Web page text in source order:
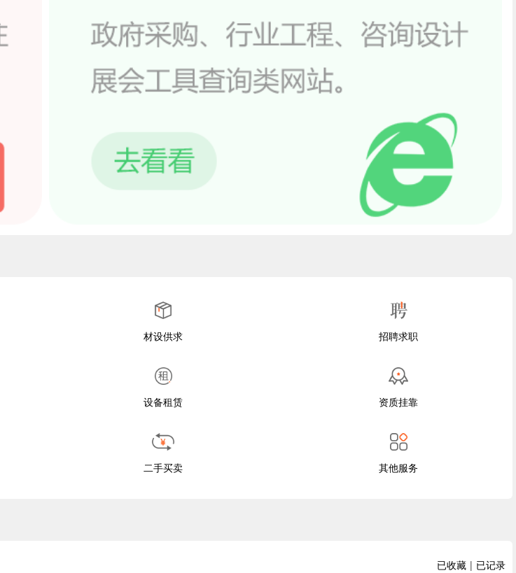
材设供求 招聘求职
设备租赁 资质挂靠
二手买卖 其他服务
已收藏 | 已记录